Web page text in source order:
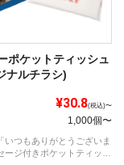
ポケットティッシュ
ナルチラシ)
¥30.8(税込)〜
1,000個〜
いつもありがとうございま
ージ付きポケットティッシ